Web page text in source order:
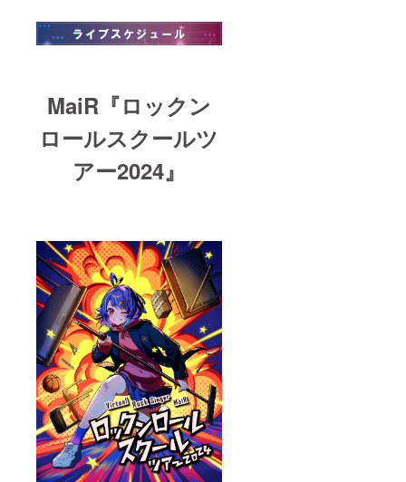
MaiR『ロックン
ロールスクールツ
アー2024』